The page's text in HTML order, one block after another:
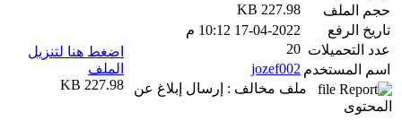
حجم الملف
227.98 KB
تاريخ الرفع
17-04-2022 10:12 م
عدد التحميلات 20
اسم المستخدم jozef002
ملف مخالف : إرسال إبلاغ عن
المحتوى
اضغط هنا لتنزيل
الملف
227.98 KB